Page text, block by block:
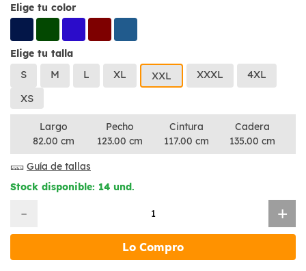
Elige tu color
Elige tu talla
S M L XL XXL XXXL
4XL
XS
Largo
82.00 cm
Pecho
123.00 cm
Cintura
117.00 cm
Cadera
135.00 cm
Guía de tallas
Stock disponible: 14 und.
+
-
Lo Compro